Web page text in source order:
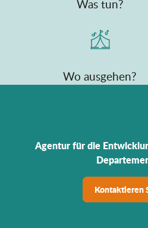
Was tun?
Wo ausgehen?
Agentur für die
Kontaktieren